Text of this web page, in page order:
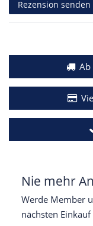
Rezension senden
Ab
Nie mehr
Werde Member
nächsten